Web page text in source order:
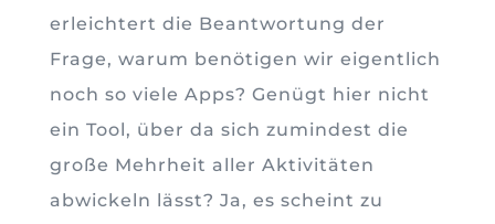
erleichtert die Beantwortung der
Frage, warum benötigen wir eigentlich
noch so viele Apps? Genügt hier nicht
ein Tool, über da sich zumindest die
große Mehrheit aller Aktivitäten
abwickeln lässt? Ja, es scheint zu